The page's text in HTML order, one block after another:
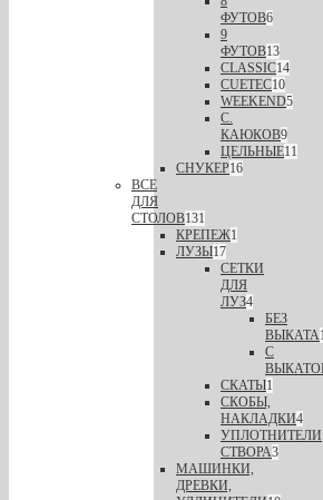
ФУТОВ6
9
ФУТОВ13
CLASSIC14
CUETEC10
WEEKEND5
С.
КАЮКОВ9
ЦЕЛЬНЫЕ11
СНУКЕР16
ВСЕ
ДЛЯ
СТОЛОВ131
КРЕПЕЖ1
ЛУЗЫ17
СЕТКИ
ДЛЯ
ЛУЗ4
БЕЗ
ВЫКАТА
С
СКАТЫ1
СКОБЫ,
НАКЛАДКИ4
УПЛОТНИТЕЛИ
СТВОРА3
МАШИНКИ,
ДРЕВКИ,